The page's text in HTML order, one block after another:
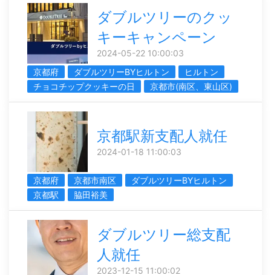
ダブルツリーのクッ
キーキャンペーン
2024-05-22 10:00:03
京都府
ダブルツリーBYヒルトン
ヒルトン
チョコチップクッキーの日
京都市(南区、東山区)
京都駅新支配人就任
2024-01-18 11:00:03
京都府 京都市南区
ダブルツリーBYヒルトン
京都駅
脇田裕美
ダブルツリー総支配
人就任
2023-12-15 11:00:02